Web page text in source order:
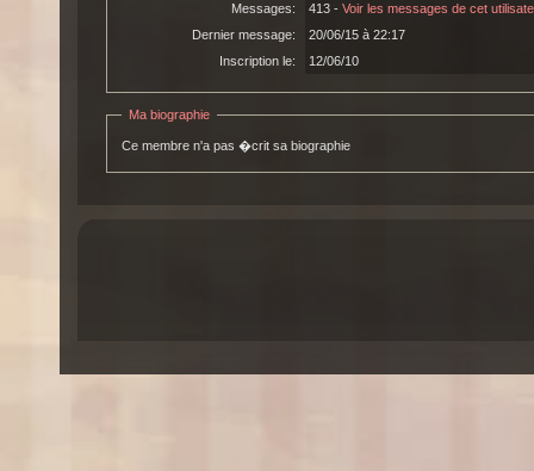
Messages: 413 - Voir les messages de cet
Dernier message:
20/06/15 à 22:17
Inscription le:
12/06/10
Ma biographie
Ce membre n'a pas �crit sa biographie